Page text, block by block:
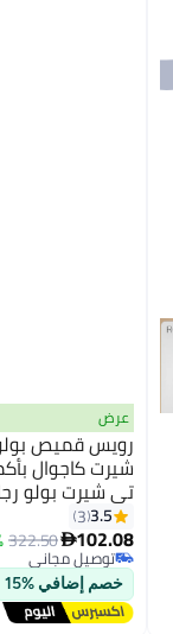
عرض
رويس قميص
شيرت كاجوال
تي شيرت بولو
3.5
3
102.08
322.50
توصيل مجاني
توصيل مجاني
خصم إضافي %15